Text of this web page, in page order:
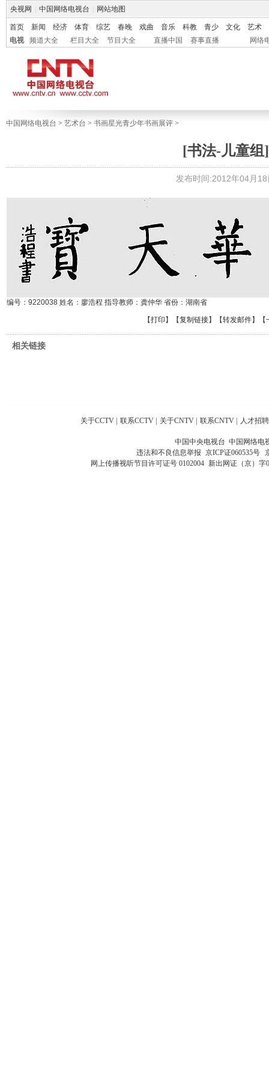
央视网 中国网络电视台 网站地图
首页 新闻 经济 体育 综艺 春晚 戏曲 音乐 科教 青少 文化
艺术
电视
频道大全 栏目大全 节目大全 直播中国 赛事直播 网络
中国网络电视台 > 艺术台 > 书画星光青少年书画展评 >
[书法-儿童组
发布时间:2012年04月
编号：9220038 姓名：廖浩程 指导教师：龚仲华 省份：湖南省
【打印 】【复制链接】【转发邮件】
相关链接
关于CCTV 联系CCTV 关于CNTV 联系CNTV 人才招聘
中国中央电视台 中国网络电
违法和不良信息举报 京ICP证060535号
网上传播视听节目许可证号 0102004 新出网证（京）